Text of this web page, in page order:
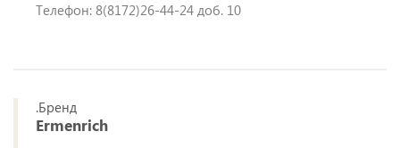
Телефон: 8(8172)26-44-24 доб. 10
.Бренд
Ermenrich